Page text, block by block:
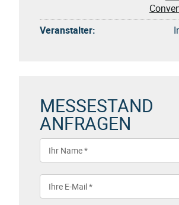
Veranstalter:
MESSESTAND
ANFRAGEN